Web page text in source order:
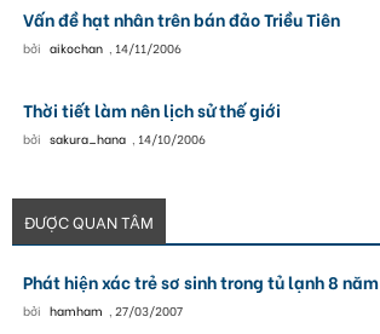
Vấn đề hạt nhân trên bán đảo Triều Tiên
bởi aikochan , 14/11/2006
Thời tiết làm nên lịch sử thế giới
bởi sakura_hana , 14/10/2006
ĐƯỢC QUAN TÂM
Phát hiện xác trẻ sơ sinh trong tủ lạnh 8 năm
bởi hamham , 27/03/2007